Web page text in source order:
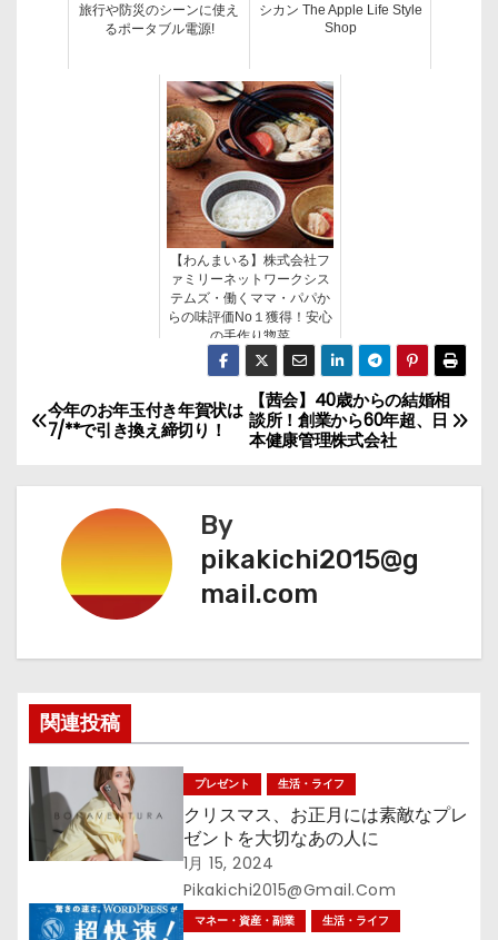
旅行や防災のシーンに使え
るポータブル電源!
シカン The Apple Life Style
Shop
【わんまいる】株式会社フ
ァミリーネットワークシス
テムズ・働くママ・パパか
らの味評価No１獲得！安心
の手作り惣菜
投
ビ
ゲ
シ
ョ
ン
【茜会】40歳からの結婚相
談所！創業から60年超、日
本健康管理株式会社
今年のお年玉付き年賀状は
7/**で引き換え締切り！
By
pikakichi2015@g
mail.com
関連投稿
プレゼント 生活・ライフ
クリスマス、お正月には素敵なプレ
ゼントを大切なあの人に
1月 15, 2024
Pikakichi2015@gmail.com
マネー・資産・副業 生活・ライフ